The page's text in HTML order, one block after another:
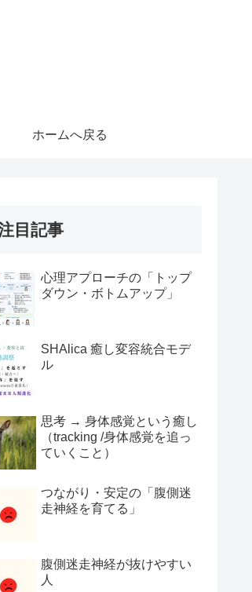
ホームへ戻る
目記事
心理アプローチの「トップ
ダウン・ボトムアップ」
SHAlica 癒し変容統合モデ
ル
思考 → 身体感覚という癒し
（tracking /身体感覚を追っ
ていくこと）
つながり・安定の「腹側迷
走神経を育てる」
腹側迷走神経が抜けやすい
人